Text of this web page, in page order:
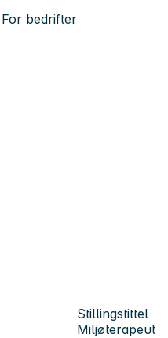
For bedrifter
Stillingstittel
Miljøterapeut